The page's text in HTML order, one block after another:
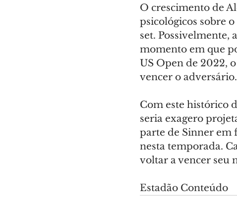
O crescimento de
psicológicos sobre
set. Possivelmente,
momento em que
US Open de 2022,
vencer o
Com este histórico
seria exagero
parte de Sinner em
nesta temporada.
voltar a vencer seu
Estadão Conteúdo